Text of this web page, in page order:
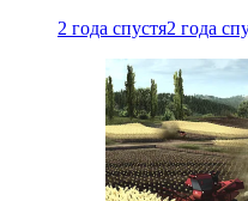
2 года спустя2 года